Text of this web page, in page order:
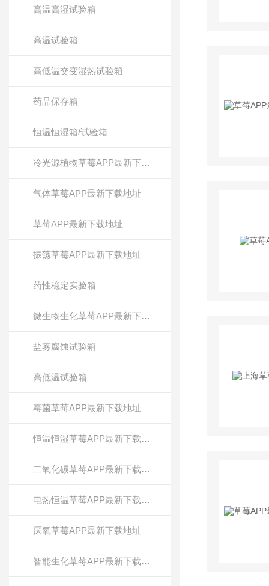
高温高湿试验箱
高温试验箱
高低温交变湿热试验箱
药品保存箱
恒温恒湿箱/试验箱
冷光源植物草莓APP最新下载地址
气体草莓APP最新下载地址
草莓APP最新下载地址
振荡草莓APP最新下载地址
药性稳定实验箱
微生物生化草莓APP最新下载地址
盐雾腐蚀试验箱
高低温试验箱
霉菌草莓APP最新下载地址
恒温恒湿草莓APP最新下载地址
二氧化碳草莓APP最新下载地址
电热恒温草莓APP最新下载地址
厌氧草莓APP最新下载地址
智能生化草莓APP最新下载地址